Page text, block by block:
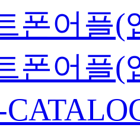
폰어플(
폰어플(